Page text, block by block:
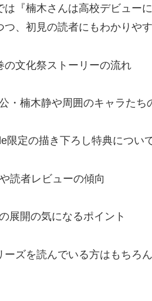
は『楠木さんは高校デビュー
つ、初見の読者にもわかりや
の文化祭ストーリーの流れ
・楠木静や周囲のキャラたち
限定の描き下ろし特典につい
読者レビューの傾向
展開の気になるポイント
ーズを読んでいる方はもちろ